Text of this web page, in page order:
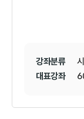
강좌분류
대표강좌